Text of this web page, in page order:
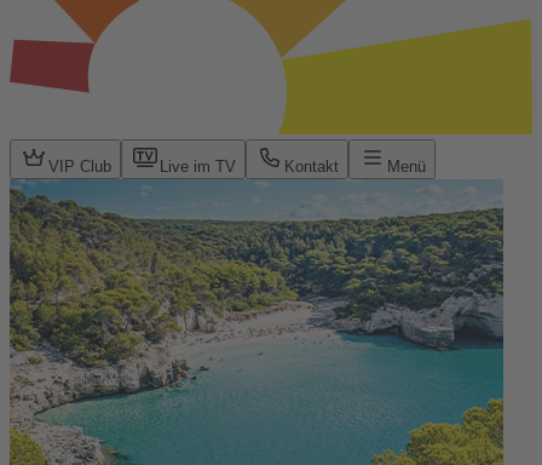
VIP Club Live im TV Kontakt Menü